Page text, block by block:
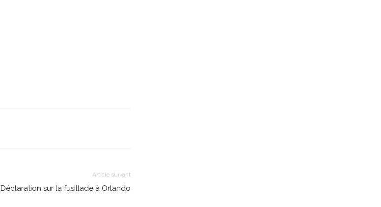
Article suivant
Déclaration sur la fusillade à Orlando